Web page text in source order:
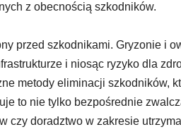
z obecnością szkodników.
przed szkodnikami. Gryzonie i
i niosąc ryzyko dla
metody eliminacji szkodników,
to nie tylko bezpośrednie
czy doradztwo w zakresie